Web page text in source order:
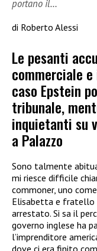
portano il…
di Roberto Alessi
Le pesanti
commerciale
caso Epstein
tribunale,
inquietanti su
a Palazzo
Sono talmente
mi riesce difficile
commoner, uno
Elisabetta e fratello
arrestato. Si sa il
governo inglese ha
l’imprenditore
dove ci era finito